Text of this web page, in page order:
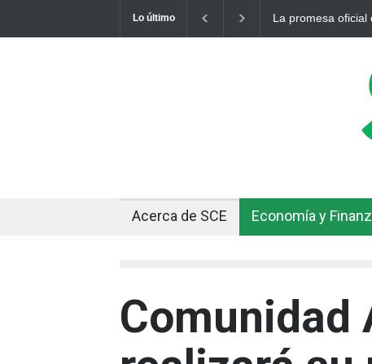
Lo último
La promesa oficial de un dólar
Acerca de SCE Economía y
Comunidad